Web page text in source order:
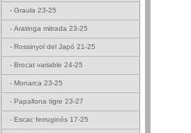
- Graula 23-25
- Aratinga mitrada 23-25
- Rossinyol del Japó 21-25
- Brocat variable 24-25
- Monarca 23-25
- Papallona tigre 23-27
- Escac ferruginós 17-25